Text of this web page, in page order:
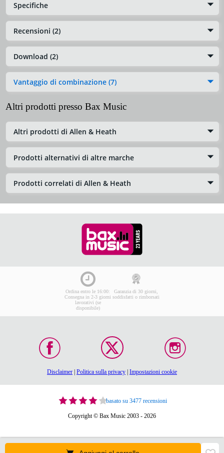
Specifiche
Recensioni (2)
Download (2)
Vantaggio di combinazione (7)
Altri prodotti presso Bax Music
Altri prodotti di Allen & Heath
Prodotti alternativi di altre marche
Prodotti correlati di Allen & Heath
Ordina entro le 16:00:
Consegna in 2-3 giorni
lavorativi (se
disponibile)
Garanzia di 30 giorni,
soddisfatti o rimborsati
Disclaimer | Politica sulla privacy | Impostazioni cookie
basato su 3477 recensioni
Copyright © Bax Music 2003 - 2026